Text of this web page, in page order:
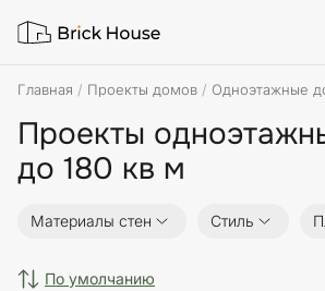
Главная Проекты домов Одноэтажные
Проекты
до 180 кв м
Материалы стен Стиль
по умолчанию